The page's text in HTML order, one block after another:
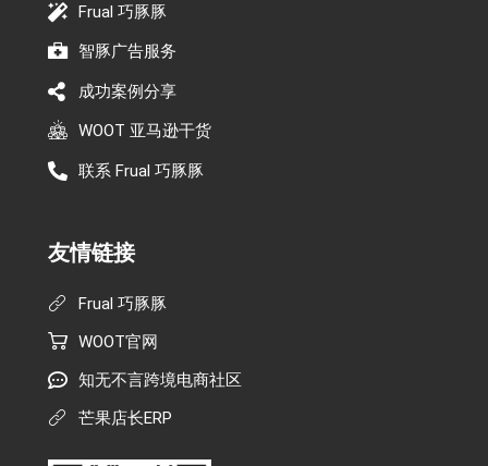
Frual 巧豚豚
智豚广告服务
成功案例分享
WOOT 亚马逊干货
联系 Frual 巧豚豚
友情链接
Frual 巧豚豚
WOOT官网
知无不言跨境电商社区
芒果店长ERP